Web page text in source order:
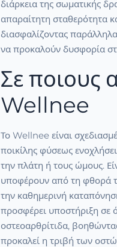
διάρκεια της σωματικής
απαραίτητη σταθερότητα
διασφαλίζοντας
να προκαλούν δυσφορία
Σε ποιους
Wellnee
Το Wellnee είναι
ποικίλης φύσεως
την πλάτη ή τους ώμους.
υποφέρουν από τη φθορά
την καθημερινή
προσφέρει υποστήριξη σε
οστεοαρθρίτιδα,
προκαλεί η τριβή των